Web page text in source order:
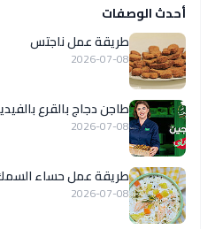
أحدث الوصفات
طريقة عمل ناجتس
2026-07-08
طاجن دجاج بالقرع
2026-07-08
طريقة عمل حساء
2026-07-08